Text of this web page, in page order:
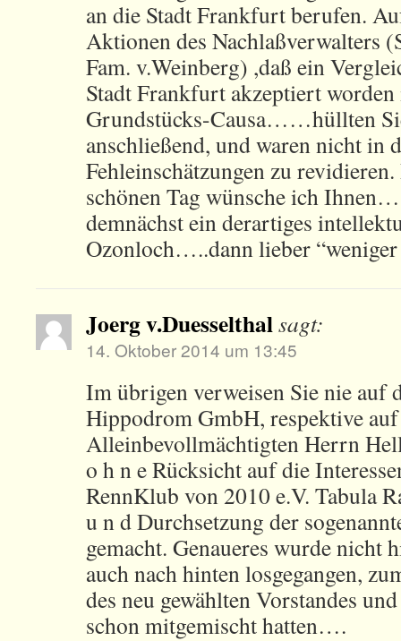
an die Stadt Frankfurt berufen.
Aktionen des Nachlaßverwalters
Fam. v.Weinberg) ,daß ein
Stadt Frankfurt akzeptiert
Grundstücks-Causa……hüllten
anschließend, und waren nicht in
Fehleinschätzungen zu
schönen Tag wünsche ich
demnächst ein derartiges
Ozonloch…..dann lieber
Joerg v.Duesselthalsagt:
14. Oktober 2014 um 13:45
Im übrigen verweisen Sie nie auf
Hippodrom GmbH, respektive
Alleinbevollmächtigten Herrn
o h n e Rücksicht auf die
RennKlub von 2010 e.V. Tabula
u n d Durchsetzung der
gemacht. Genaueres wurde nicht
auch nach hinten losgegangen,
des neu gewählten Vorstandes
schon mitgemischt hatten….